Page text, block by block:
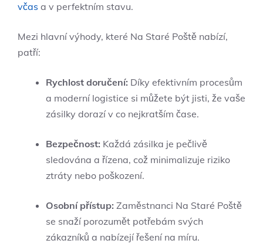
včas a v perfektním stavu.
Mezi hlavní výhody, které Na Staré Poště nabízí,
patří:
Rychlost doručení: Díky efektivním procesům
a‍ moderní logistice⁢ si můžete být jisti, že vaše
zásilky dorazí v​ co nejkratším čase.
Bezpečnost: Každá‍ zásilka je⁣ pečlivě​
sledována ⁤a řízena, což minimalizuje riziko
ztráty nebo poškození.
Osobní⁢ přístup: Zaměstnanci Na Staré Poště
se snaží porozumět potřebám svých
zákazníků a nabízejí řešení na míru.